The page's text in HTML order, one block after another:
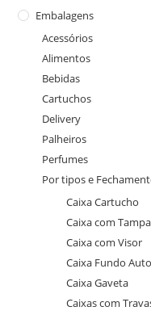
Embalagens
Acessórios
Alimentos
Bebidas
Cartuchos
Delivery
Palheiros
Perfumes
Por tipos e
Caixa Cartucho
Caixa com Tampa
Caixa com Visor
Caixa Fundo
Caixa Gaveta
Caixas com